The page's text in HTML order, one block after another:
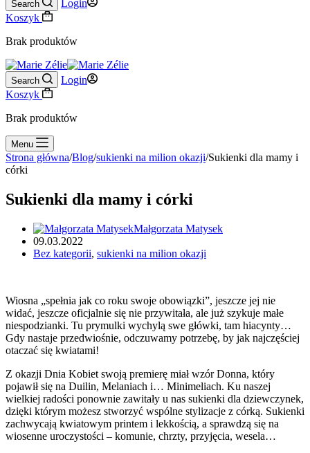
Search
Login
Koszyk
Brak produktów
Search
Login
Koszyk
Brak produktów
Menu
Strona główna/Blog/sukienki na milion okazji/Sukienki dla mamy i
córki
Sukienki dla mamy i córki
Małgorzata Matysek
09.03.2022
Bez kategorii, sukienki na milion okazji
Wiosna „spełnia jak co roku swoje obowiązki”, jeszcze jej nie
widać, jeszcze oficjalnie się nie przywitała, ale już szykuje małe
niespodzianki. Tu prymulki wychylą swe główki, tam hiacynty…
Gdy nastaje przedwiośnie, odczuwamy potrzebę, by jak najczęściej
otaczać się kwiatami!
Z okazji Dnia Kobiet swoją premierę miał wzór Donna, który
pojawił się na Duilin, Melaniach i… Minimeliach. Ku naszej
wielkiej radości ponownie zawitały u nas sukienki dla dziewczynek,
dzięki którym możesz stworzyć wspólne stylizacje z córką. Sukienki
zachwycają kwiatowym printem i lekkością, a sprawdzą się na
wiosenne uroczystości – komunie, chrzty, przyjęcia, wesela…